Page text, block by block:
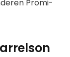
Promi-